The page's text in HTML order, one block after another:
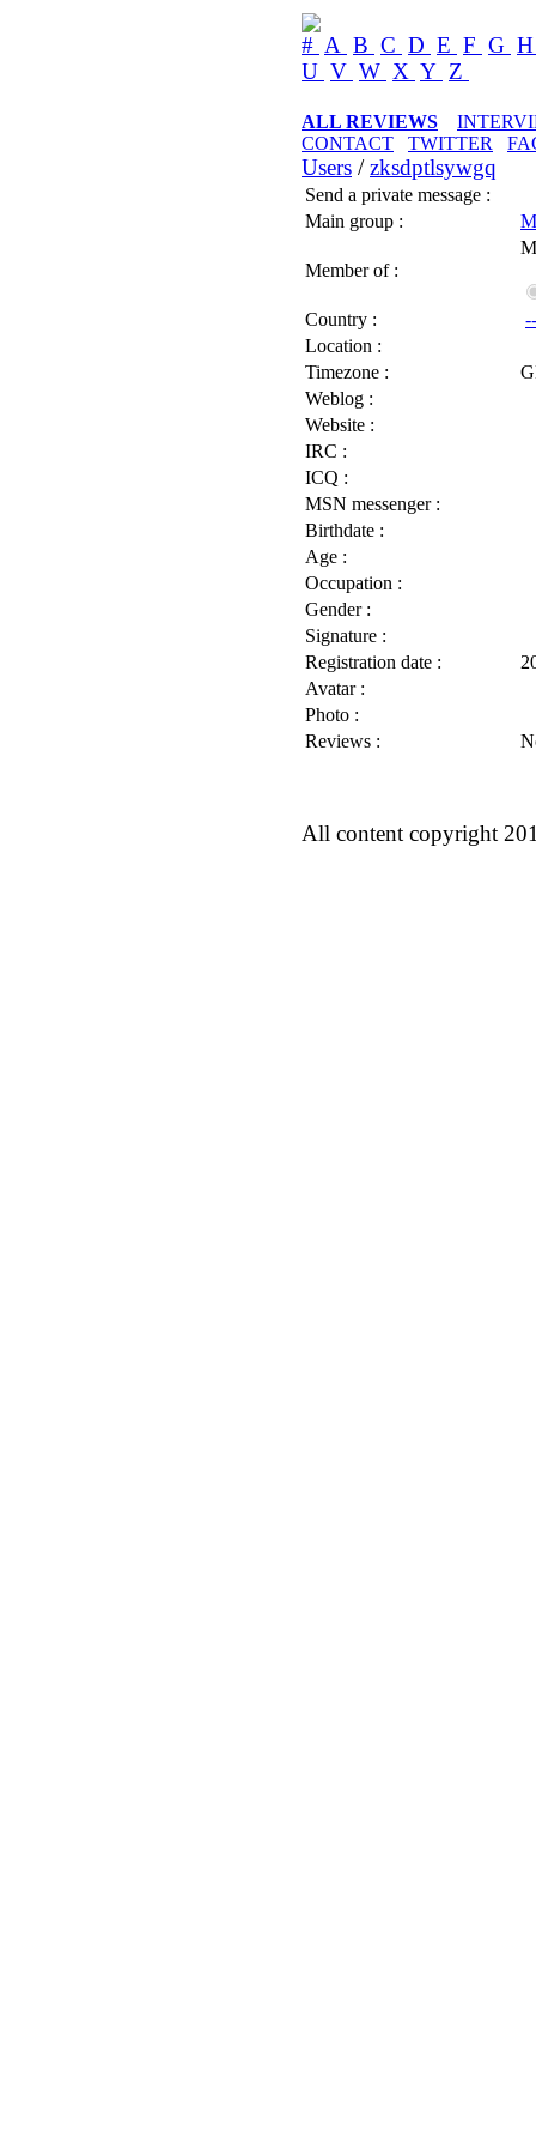
# A B C D E F G
U V W X Y Z
ALL REVIEWS
CONTACT
TWITTER
Users /zksdptlsywgq
Send a private message :
Main group :
Member of :
Country :
Location :
Timezone :
Weblog :
Website :
IRC :
ICQ :
MSN messenger :
Birthdate :
Age :
Occupation :
Gender :
Signature :
Registration date :
Avatar :
Photo :
Reviews :
All content copyright